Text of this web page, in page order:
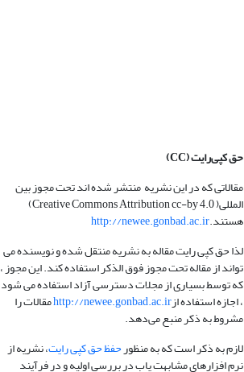
حق کپی‌رایت(CC)
مقالاتی که در این نشریه منتشر شده اند تحت مجوز بین
المللی( Creative Commons Attribution cc-by 4.0)
هستند.http://newee.gonbad.ac.ir
لذا حق کپی رایت مقاله به نشریه منتقل شده و نویسنده می
تواند از مقاله تحت مجوز فوق الذکر استفاده کند. این مجوز ،
که توسط بسیاری از مجلات دسترسی آزاد استفاده می شود
، اجازه استفاده ازhttp://newee.gonbad.ac.irمقالات را
مشروط به ذکر منبع می‌دهد.
لازم به ذکر است که به منظورحفظ حق کپی رایت، نشریه از
نرم افزارهای مشابهت یاب در بررسی اولیه و در فرآیند